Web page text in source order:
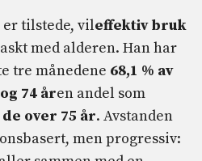
tilstede, vileffektiv bruk
med alderen. Han har
tre månedene 68,1 % av
74 åren andel som
de over 75 år. Avstanden
men progressiv: